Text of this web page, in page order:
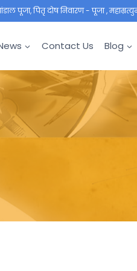
पूजा, पितृ दोष निवारण - पूजा ,
Contact Us Blog